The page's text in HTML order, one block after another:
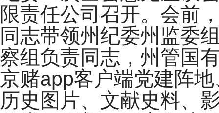
限责任公司召开。会前
同志带领州纪委州监委
察组负责同志，州管国
京赌app客户端党建阵
历史图片、文献史料、